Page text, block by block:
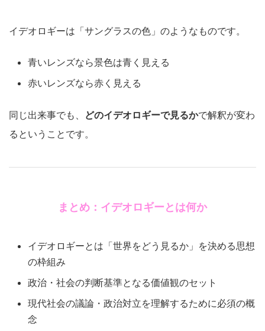
イデオロギーは「サングラスの色」のようなものです。
青いレンズなら景色は青く見える
赤いレンズなら赤く見える
同じ出来事でも、 どのイデオロギーで見るかで解釈が変わ
るということです。
まとめ：イデオロギーとは何か
イデオロギーとは「世界をどう見るか」を決める思想
の枠組み
政治・社会の判断基準となる価値観のセット
現代社会の議論・政治対立を理解するために必須の概
念